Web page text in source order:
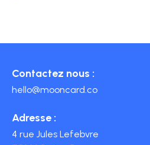
Contactez nous :
hello@mooncard.co
Adresse :
4 rue Jules Lefebvre